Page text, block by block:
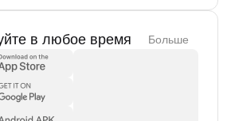
в любое время Больше